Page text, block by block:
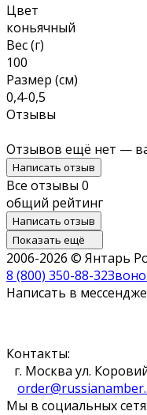
Цвет
коньячный
Вес (г)
100
Размер (см)
0,4-0,5
Отзывы
Отзывов ещё нет —
Написать отзыв
Все отзывы 0
общий рейтинг
Написать отзыв
Показать ещё
2006-2026 © Янтарь
8 (800) 350-88-32
Написать в
Контакты:
г. Москва ул.
Мы в социальных